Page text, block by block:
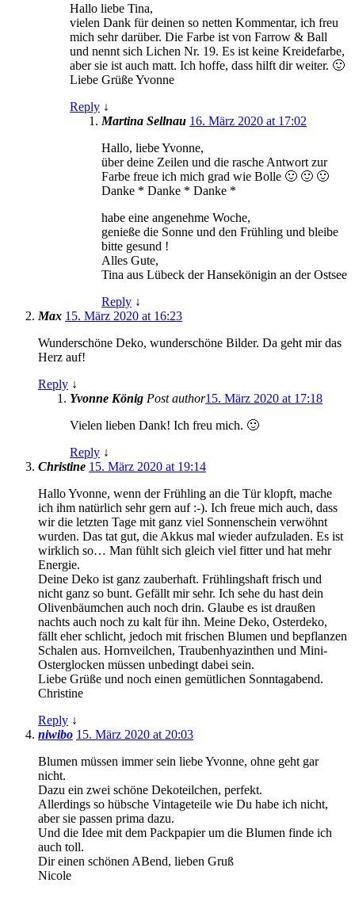
Hallo liebe Tina,
vielen Dank für deinen so netten Kommentar, ich freu
mich sehr darüber. Die Farbe ist von Farrow & Ball
und nennt sich Lichen Nr. 19. Es ist keine Kreidefarbe,
aber sie ist auch matt. Ich hoffe, dass hilft dir weiter. 🙂
Liebe Grüße Yvonne
Reply ↓
Martina Sellnau 16. März 2020 at 17:02
Hallo, liebe Yvonne,
über deine Zeilen und die rasche Antwort zur
Farbe freue ich mich grad wie Bolle 🙂 🙂 🙂
Danke * Danke * Danke *
habe eine angenehme Woche,
genieße die Sonne und den Frühling und bleibe
bitte gesund !
Alles Gute,
Tina aus Lübeck der Hansekönigin an der Ostsee
Reply ↓
Max 15. März 2020 at 16:23
Wunderschöne Deko, wunderschöne Bilder. Da geht mir das
Herz auf!
Reply ↓
Yvonne König Post author15. März 2020 at 17:18
Vielen lieben Dank! Ich freu mich. 🙂
Reply ↓
Christine 15. März 2020 at 19:14
Hallo Yvonne, wenn der Frühling an die Tür klopft, mache
ich ihm natürlich sehr gern auf :-). Ich freue mich auch, dass
wir die letzten Tage mit ganz viel Sonnenschein verwöhnt
wurden. Das tat gut, die Akkus mal wieder aufzuladen. Es ist
wirklich so… Man fühlt sich gleich viel fitter und hat mehr
Energie.
Deine Deko ist ganz zauberhaft. Frühlingshaft frisch und
nicht ganz so bunt. Gefällt mir sehr. Ich sehe du hast dein
Olivenbäumchen auch noch drin. Glaube es ist draußen
nachts auch noch zu kalt für ihn. Meine Deko, Osterdeko,
fällt eher schlicht, jedoch mit frischen Blumen und bepflanzen
Schalen aus. Hornveilchen, Traubenhyazinthen und Mini-
Osterglocken müssen unbedingt dabei sein.
Liebe Grüße und noch einen gemütlichen Sonntagabend.
Christine
Reply ↓
niwibo 15. März 2020 at 20:03
Blumen müssen immer sein liebe Yvonne, ohne geht gar
nicht.
Dazu ein zwei schöne Dekoteilchen, perfekt.
Allerdings so hübsche Vintageteile wie Du habe ich nicht,
aber sie passen prima dazu.
Und die Idee mit dem Packpapier um die Blumen finde ich
auch toll.
Dir einen schönen ABend, lieben Gruß
Nicole